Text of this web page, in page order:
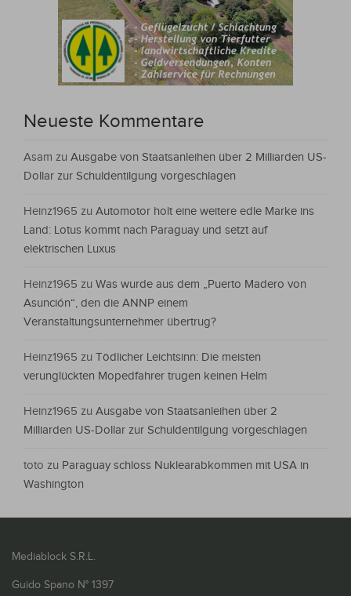
Neueste Kommentare
Asam zu Ausgabe von Staatsanleihen über 2 Milliarden US-
Dollar zur Schuldentilgung vorgeschlagen
Heinz1965 zu Automotor holt eine weitere edle Marke ins
Land: Lotus kommt nach Paraguay und setzt auf
elektrischen Luxus
Heinz1965 zu Was wurde aus dem „Puerto Madero von
Asunción“, den die ANNP einem
Veranstaltungsunternehmer übertrug?
Heinz1965 zu Tödlicher Leichtsinn: Die meisten
verunglückten Mopedfahrer trugen keinen Helm
Heinz1965 zu Ausgabe von Staatsanleihen über 2
Milliarden US-Dollar zur Schuldentilgung vorgeschlagen
toto zu Paraguay schloss Nuklearabkommen mit USA in
Washington
Mediablock S.R.L.
Guido Spano N° 1397